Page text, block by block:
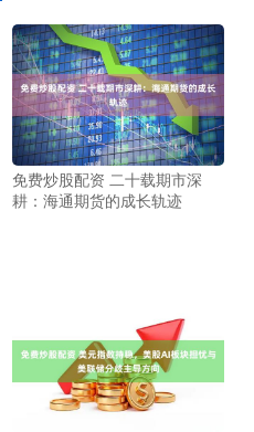
免费炒股配资 二十载期市深
耕：海通期货的成长轨迹